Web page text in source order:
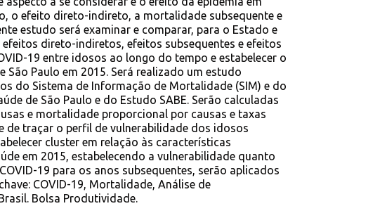
o efeito direto-indireto, a mortalidade subsequente e
estudo será examinar e comparar, para o Estado e
direto-indiretos, efeitos subsequentes e efeitos
19 entre idosos ao longo do tempo e estabelecer o
Paulo em 2015. Será realizado um estudo
do Sistema de Informação de Mortalidade (SIM) e do
de São Paulo e do Estudo SABE. Serão calculadas
e mortalidade proporcional por causas e taxas
de traçar o perfil de vulnerabilidade dos idosos
cluster em relação às características
em 2015, estabelecendo a vulnerabilidade quanto
19 para os anos subsequentes, serão aplicados
COVID-19, Mortalidade, Análise de
Bolsa Produtividade.